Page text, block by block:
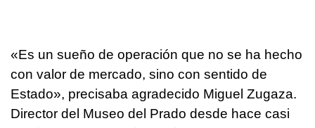
«Es un sueño de operación que no se ha hecho
con valor de mercado, sino con sentido de
Estado», precisaba agradecido Miguel Zugaza.
Director del Museo del Prado desde hace casi